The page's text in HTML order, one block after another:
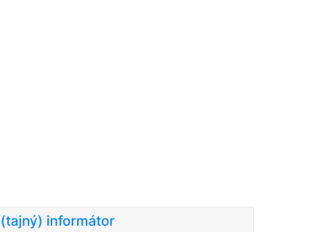
(tajný) informátor